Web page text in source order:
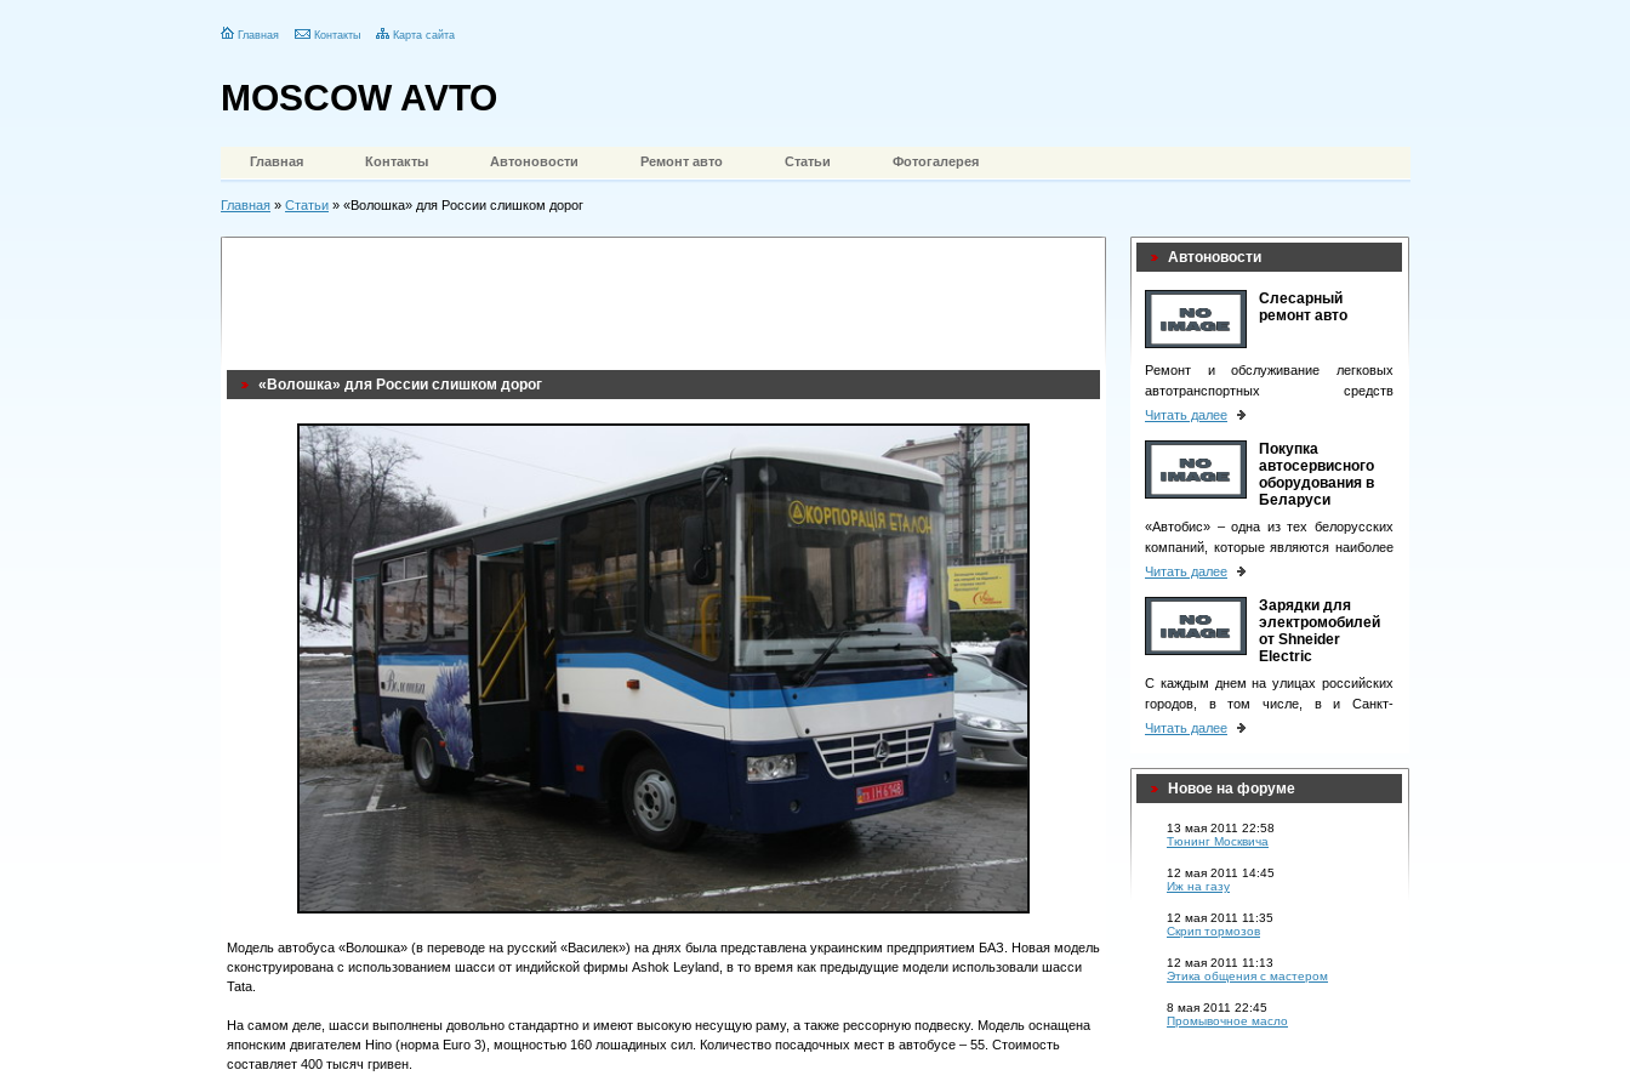
Главная Контакты Карта сайта
MOSCOW AVTO
Главная Контакты Автоновости Ремонт авто Статьи Фотогалерея
Главная » Статьи » «Волошка» для России слишком дорог
«Волошка» для России слишком дорог
Модель автобуса «Волошка» (в переводе на русский «Василек») на днях была представлена украинским предприятием БАЗ. Новая модель
сконструирована с использованием шасси от индийской фирмы Ashok Leyland, в то время как предыдущие модели использовали шасси
Tata.
На самом деле, шасси выполнены довольно стандартно и имеют высокую несущую раму, а также рессорную подвеску. Модель оснащена
японским двигателем Hino (норма Euro 3), мощностью 160 лошадиных сил. Количество посадочных мест в автобусе – 55. Стоимость
составляет 400 тысяч гривен.
Автоновости
Слесарный
ремонт авто
Ремонт и обслуживание легковых
автотранспортных средств
подразумевает целый комплекс
Читать далее
Покупка
автосервисного
оборудования в
Беларуси
«Автобис» – одна из тех белорусских
компаний, которые являются наиболее
ответственными деловыми партнерами
доверия у клиентов.
Читать далее
Зарядки для
электромобилей
от Shneider
Electric
С каждым днем на улицах российских
городов, в том числе, в и Санкт-
Петербурге, появляется все больше
Читать далее
Новое на форуме
13 мая 2011 22:58
Тюнинг Москвича
12 мая 2011 14:45
Иж на газу
12 мая 2011 11:35
Скрип тормозов
12 мая 2011 11:13
Этика общения с мастером
8 мая 2011 22:45
Промывочное масло